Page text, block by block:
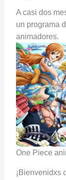
A casi dos
un programa
animadores.
One Piece
¡Bienvenidxs